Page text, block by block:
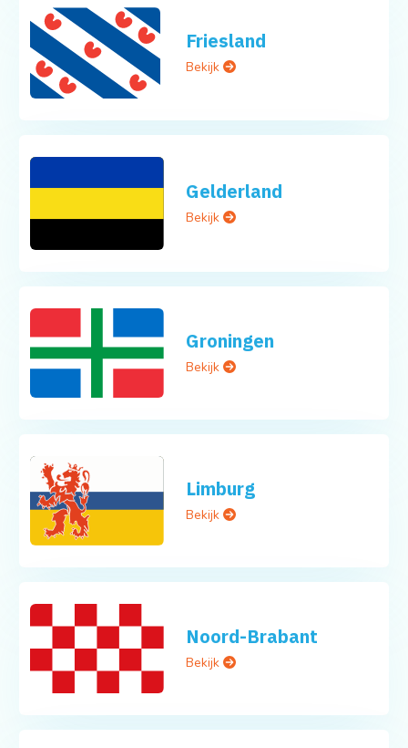
Friesland
Bekijk
Gelderland
Bekijk
Groningen
Bekijk
Limburg
Bekijk
Noord-Brabant
Bekijk